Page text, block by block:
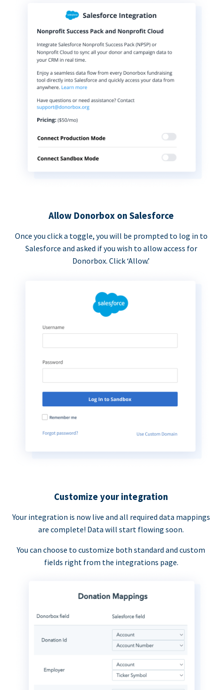
Allow Donorbox on Salesforce
Once you click a toggle, you will be prompted to log in to
Salesforce and asked if you wish to allow access for
Donorbox. Click ‘Allow.’
Customize your integration
Your integration is now live and all required data mappings
are complete! Data will start flowing soon.
You can choose to customize both standard and custom
fields right from the integrations page.